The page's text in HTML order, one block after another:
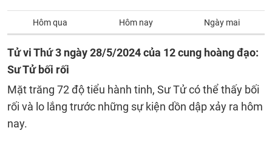
Hôm qua Hôm nay Ngày mai
Tử vi Thứ 3 ngày 28/5/2024 của 12 cung hoàng đạo:
Sư Tử bối rối
Mặt trăng 72 độ tiểu hành tinh, Sư Tử có thể thấy bối
rối và lo lắng trước những sự kiện dồn dập xảy ra hôm
nay.